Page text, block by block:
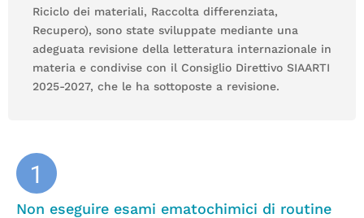
Riciclo dei materiali, Raccolta differenziata,
Recupero), sono state sviluppate mediante una
adeguata revisione della letteratura internazionale in
materia e condivise con il Consiglio Direttivo SIAARTI
2025-2027, che le ha sottoposte a revisione.
Non eseguire esami ematochimici di routine